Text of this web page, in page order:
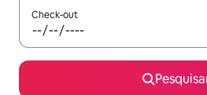
Check-out